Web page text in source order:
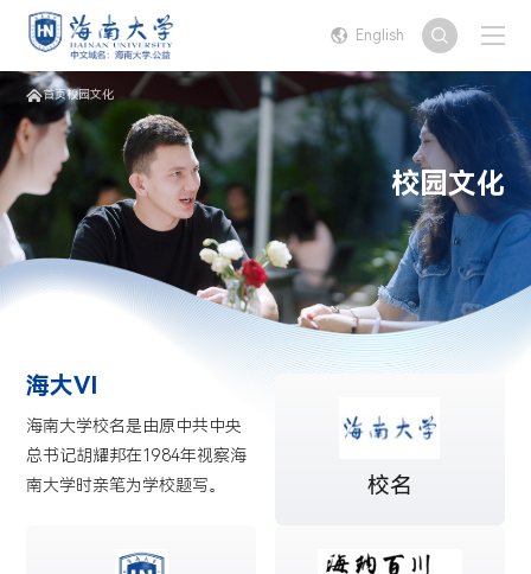
English
首页校园文化
校园文化
海大VI
海南大学校名是由原中共中央
总书记胡耀邦在1984年视察海
南大学时亲笔为学校题写。
校名